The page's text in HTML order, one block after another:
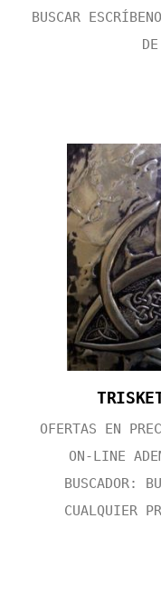
BUSCAR
OFERTAS EN
ON-LINE
BUSCADOR:
CUALQUIER